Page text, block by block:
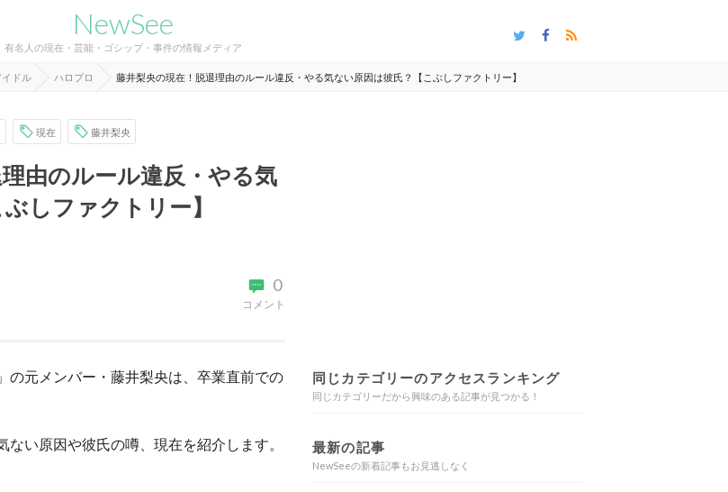
NewSee
有名人の現在・芸能・ゴシップ・事件の情報メディア
ドル ハロプロ 藤井梨央の現在！脱退理由のルール違反・やる気ない原因は彼氏？【こぶしファクトリー】
現在 藤井梨央
由のルール違反・やる気
しファクトリー】
0
コメント
の元メンバー・藤井梨央は、卒業直前での
い原因や彼氏の噂、現在を紹介します。
同じカテゴリーのアクセスランキング
同じカテゴリーだから興味のある記事が見つかる！
最新の記事
NewSeeの新着記事もお見逃しなく